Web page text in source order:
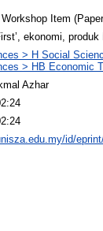
Item
ekonomi,
> H Social
> HB Economic
Azhar
id/